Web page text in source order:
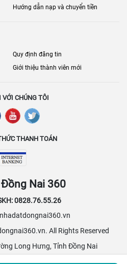
Hướng dẫn nạp và chuyển tiền
Quy định đăng tin
Giới thiệu thành viên mới
VỚI CHÚNG TÔI
THANH TOÁN
Nai 360
0828.76.55.26
All Rights Reserved
Long Hưng, Tỉnh Đồng Nai